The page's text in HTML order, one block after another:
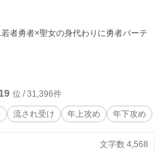
位 / 31,396件
流され受け 年上攻め 年下攻め
文字数 4,568